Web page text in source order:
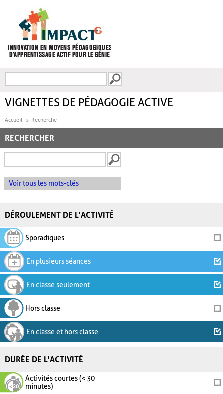
FORMULAIRE DE
VIGNETTES DE PÉDAGOGIE ACTIVE
Accueil Recherche
RECHERCHER
Voir tous les mots-clés
DÉROULEMENT DE L'ACTIVITÉ
Sporadiques
En plusieurs séances
En classe seulement
Hors classe
En classe et hors classe
DURÉE DE L'ACTIVITÉ
Activités courtes (< 30
minutes)